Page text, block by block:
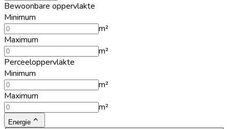
Bewoonbare oppervlakte
Minimum
m²
Maximum
m²
Perceeloppervlakte
Minimum
m²
Maximum
m²
Energie